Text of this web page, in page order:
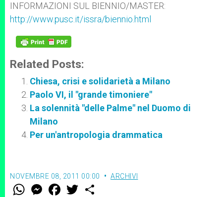
INFORMAZIONI SUL BIENNIO/MASTER:
http://www.pusc.it/issra/biennio.html
Related Posts:
Chiesa, crisi e solidarietà a Milano
Paolo VI, il "grande timoniere"
La solennità "delle Palme" nel Duomo di
Milano
Per un'antropologia drammatica
NOVEMBRE 08, 2011 00:00 ARCHIVI
W M
e
F
a w